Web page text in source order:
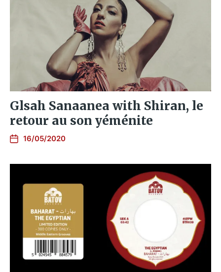
Glsah Sanaanea with Shiran, le
retour au son yéménite
16/05/2020